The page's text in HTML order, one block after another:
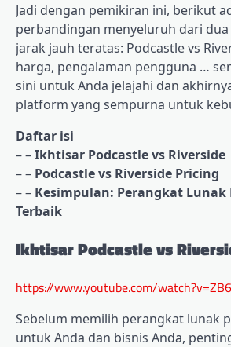
Jadi dengan pemikiran ini, berikut
perbandingan menyeluruh dari
jarak jauh teratas: Podcastle vs
harga, pengalaman pengguna …
sini untuk Anda jelajahi dan
platform yang sempurna untuk
Daftar isi
– –Ikhtisar Podcastle vs Riverside
– – Podcastle vs Riverside Pricing
– – Kesimpulan: Perangkat Lunak
Terbaik
Ikhtisar Podcastle vs
https://www.youtube.com/
Sebelum memilih perangkat lunak
untuk Anda dan bisnis Anda,